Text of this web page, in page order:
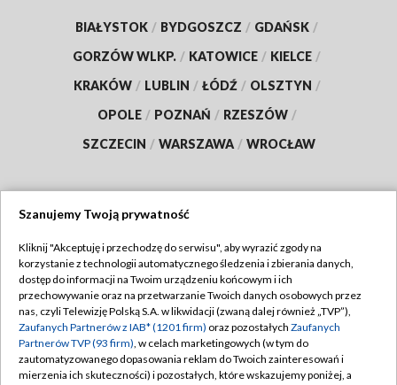
BIAŁYSTOK / BYDGOSZCZ / GDAŃSK /
GORZÓW WLKP. / KATOWICE / KIELCE /
KRAKÓW / LUBLIN / ŁÓDŹ / OLSZTYN /
OPOLE / POZNAŃ / RZESZÓW /
SZCZECIN / WARSZAWA / WROCŁAW
TVP
Abonament TVP
Emisja w TVP
Centrum informacji TVP
Naziemna Telewizja Cyfrowa
Regulamin TVP
Polityka prywatności
Moje zgody
Szanujemy Twoją prywatność
Kliknij "Akceptuję i przechodzę do serwisu", aby wyrazić zgody na
korzystanie z technologii automatycznego śledzenia i zbierania danych,
dostęp do informacji na Twoim urządzeniu końcowym i ich
przechowywanie oraz na przetwarzanie Twoich danych osobowych przez
nas, czyli Telewizję Polską S.A. w likwidacji (zwaną dalej również „TVP”),
Zaufanych Partnerów z IAB* (1201 firm) oraz pozostałych Zaufanych
Partnerów TVP (93 firm), w celach marketingowych (w tym do
zautomatyzowanego dopasowania reklam do Twoich zainteresowań i
mierzenia ich skuteczności) i pozostałych, które wskazujemy poniżej, a